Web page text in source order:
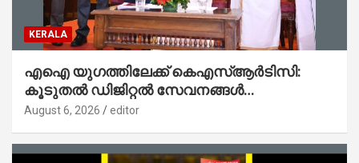
KERALA
എഐ യുഗത്തിലേക്ക് കെഎസ്ആർടിസി:
കൂടുതൽ ഡിജിറ്റൽ സേവനങ്ങൾ
ജനങ്ങളിലേക്കെത്തിക്കും – മന്ത്രി സി പി
August 6, 2026 editor